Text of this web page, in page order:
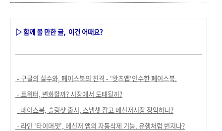
▷ 함께 볼 만한 글, 이건 어때요?
- 구글의 실수와, 페이스북의 진격 - '왓츠앱'인수한 페이스북.
- 트위터, 변화할까? 시장에서 도태될까?
- 페이스북, 슬링샷 출시, 스냅챗 잡고 메신저시장 장악하나?
- 라인 '타이머챗', 메신저 앱의 자동삭제 기능. 유행처럼 번지나?